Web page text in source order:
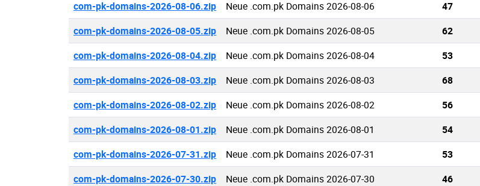
com-pk-domains-2026-08-06.zip Neue .com.pk Domains 2026-08-06 47
com-pk-domains-2026-08-05.zip Neue .com.pk Domains 2026-08-05 62
com-pk-domains-2026-08-04.zip Neue .com.pk Domains 2026-08-04 53
com-pk-domains-2026-08-03.zip Neue .com.pk Domains 2026-08-03 68
com-pk-domains-2026-08-02.zip Neue .com.pk Domains 2026-08-02 56
com-pk-domains-2026-08-01.zip Neue .com.pk Domains 2026-08-01 54
com-pk-domains-2026-07-31.zip Neue .com.pk Domains 2026-07-31 53
com-pk-domains-2026-07-30.zip Neue .com.pk Domains 2026-07-30 46